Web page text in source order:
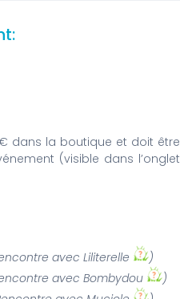
dans la boutique et doit être
(visible dans l’onglet
avec Liliterelle
)
avec Bombydou
)